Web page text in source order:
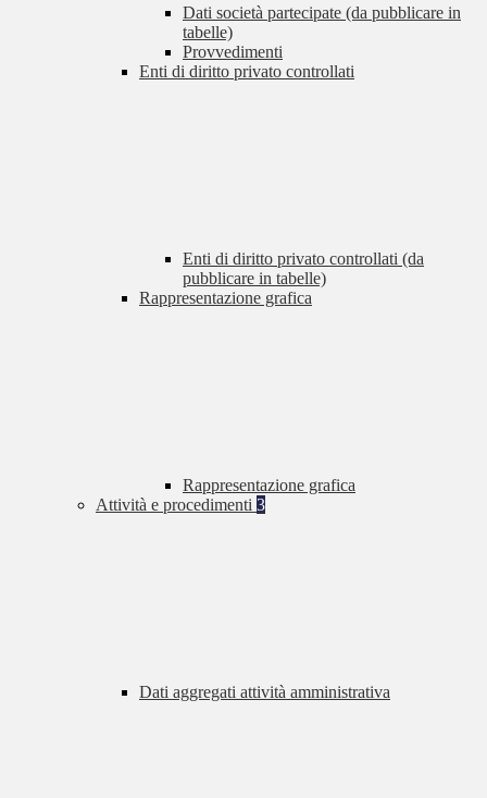
Dati società partecipate (da pubblicare in
tabelle)
Provvedimenti
Enti di diritto privato controllati
Enti di diritto privato controllati (da
pubblicare in tabelle)
Rappresentazione grafica
Rappresentazione grafica
Attività e procedimenti 3
Dati aggregati attività amministrativa